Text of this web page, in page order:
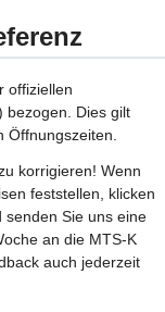
offiziellen
bezogen. Dies gilt
korrigieren! Wenn
feststellen, klicken
senden Sie uns eine
an die MTS-K
auch jederzeit